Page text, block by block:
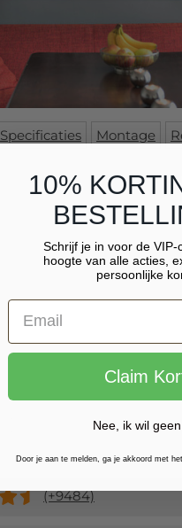
Specificaties Montage
(+9484)
10%
Schrijf je in voor de
hoogte van alle acties,
persoonlijke
Claim
Nee, ik wil
Door je aan te melden, ga je akkoord met